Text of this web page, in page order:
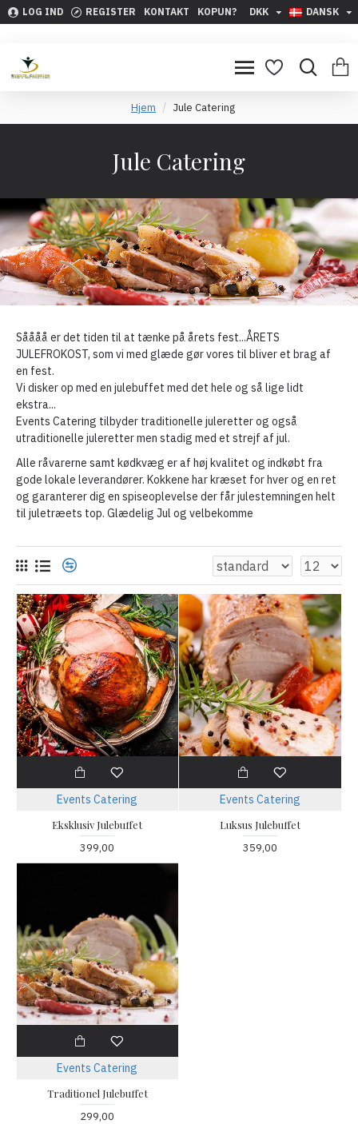
LOG IND REGISTER KONTAKT KOPUN? DKK DANSK
Hjem Jule Catering
Jule Catering
Såååå er det tiden til at tænke på årets fest...ÅRETS
JULEFROKOST, som vi med glæde gør vores til bliver et brag af
en fest.
Vi disker op med en julebuffet med det hele og så lige lidt
ekstra...
Events Catering tilbyder traditionelle juleretter og også
utraditionelle juleretter men stadig med et strejf af jul.
Alle råvarerne samt kødkvæg er af høj kvalitet og indkøbt fra
gode lokale leverandører. Kokkene har kræset for hver og en ret
og garanterer dig en spiseoplevelse der får julestemningen helt
til juletræets top. Glædelig Jul og velbekomme
Events Catering
Eksklusiv Julebuffet
399,00
Events Catering
Luksus Julebuffet
359,00
Events Catering
Traditionel Julebuffet
299,00